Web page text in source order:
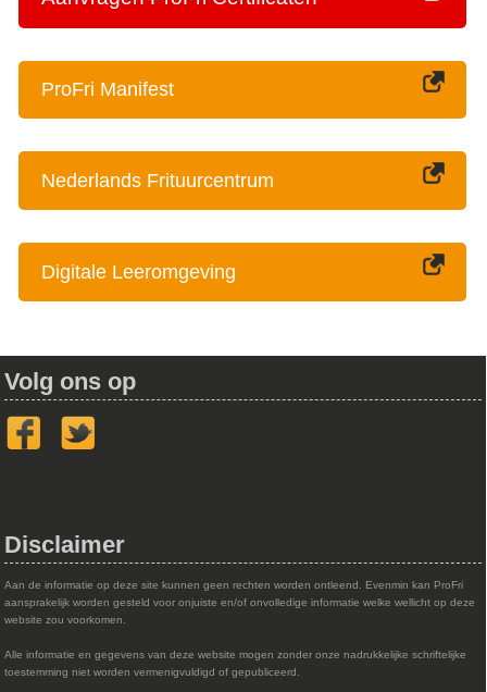
ProFri Manifest
Nederlands Frituurcentrum
Digitale Leeromgeving
Volg ons op
Disclaimer
Aan de informatie op deze site kunnen geen rechten worden ontleend. Evenmin kan ProFri
aansprakelijk worden gesteld voor onjuiste en/of onvolledige informatie welke wellicht op deze
website zou voorkomen.
Alle informatie en gegevens van deze website mogen zonder onze nadrukkelijke schriftelijke
toestemming niet worden vermenigvuldigd of gepubliceerd.